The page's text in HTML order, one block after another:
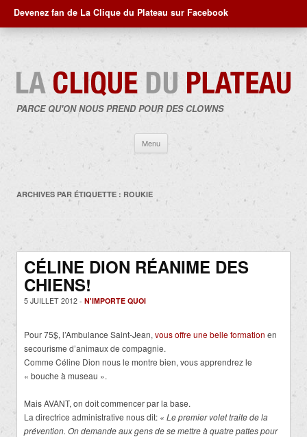
Devenez fan de La Clique du Plateau sur Facebook
PARCE QU'ON NOUS PREND POUR DES CLOWNS
Menu
contenu
ARCHIVES PAR ÉTIQUETTE : ROUKIE
CÉLINE DION RÉANIME DES
CHIENS!
5 JUILLET 2012 - N'IMPORTE QUOI
Pour 75$, l’Ambulance Saint-Jean, vous offre une belle formation en
secourisme d’animaux de compagnie.
Comme Céline Dion nous le montre bien, vous apprendrez le
« bouche à museau ».
Mais AVANT, on doit commencer par la base.
La directrice administrative nous dit: « Le premier volet traite de la
prévention. On demande aux gens de se mettre à quatre pattes pour